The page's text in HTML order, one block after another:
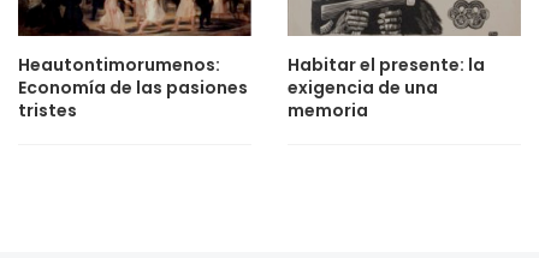
Heautontimorumenos:
Economía de las pasiones
tristes
Habitar el presente: la
exigencia de una
memoria